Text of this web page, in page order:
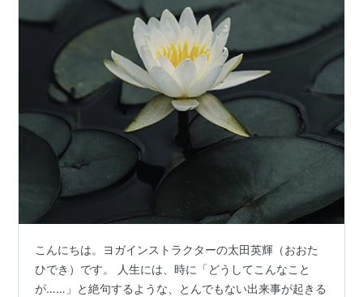
こんにちは。ヨガインストラクターの太田英輝（おおた
ひでき）です。 人生には、時に「どうしてこんなこと
が……」と絶句するような、とんでもない出来事が起きる